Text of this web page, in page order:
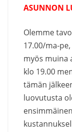
ASUNNON
Olemme
17.00/ma-
myös muina
klo 19.00
tämän
luovutusta